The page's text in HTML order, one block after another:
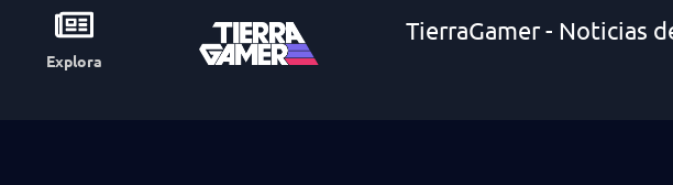
Explora
TierraGamer - Noticias